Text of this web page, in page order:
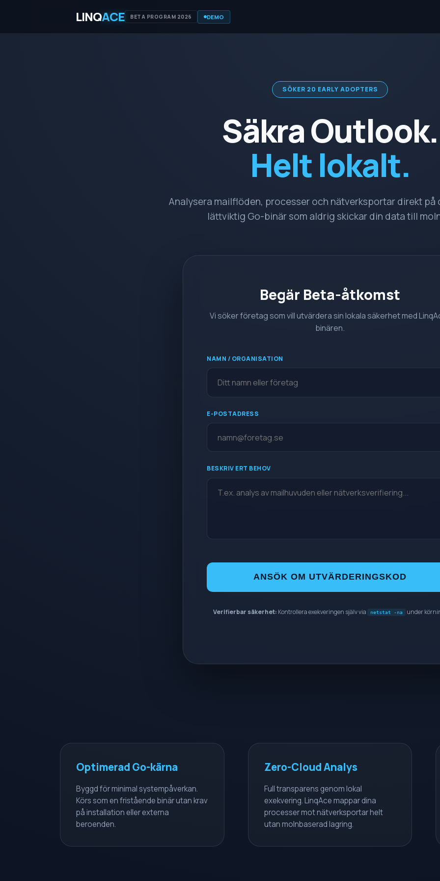
LINQACE BETA PROGRAM 2026 DEMO
SÖKER 20 EARLY ADOPTERS
Säkra Outlook.
Helt lokalt.
Analysera mailflöden, processer och nätverksportar direkt på
lättviktig Go-binär som aldrig skickar din data till
Begär Beta-åtkomst
Vi söker företag som vill utvärdera sin lokala säkerhet med
binären.
NAMN / ORGANISATION
E-POSTADRESS
BESKRIV ERT BEHOV
ANSÖK OM UTVÄRDERINGSKOD
Verifierbar säkerhet: Kontrollera exekveringen själv via netstat -na under
Optimerad Go-kärna
Byggd för minimal systempåverkan.
Körs som en fristående binär utan krav
på installation eller externa
beroenden.
Zero-Cloud Analys
Full transparens genom lokal
exekvering. LinqAce mappar dina
processer mot nätverksportar helt
utan molnbaserad lagring.